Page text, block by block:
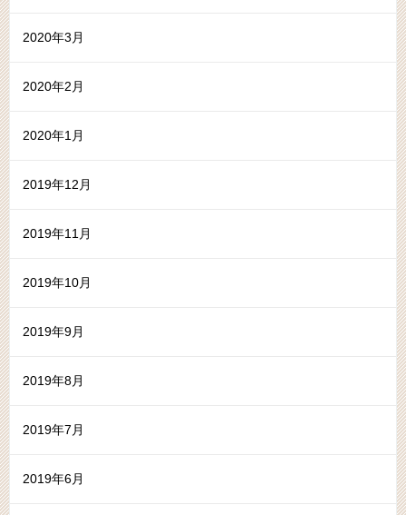
2020年3月
2020年2月
2020年1月
2019年12月
2019年11月
2019年10月
2019年9月
2019年8月
2019年7月
2019年6月